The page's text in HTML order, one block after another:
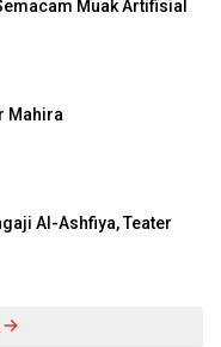
Muak Artifisial
Mahira
Al-Ashfiya, Teater